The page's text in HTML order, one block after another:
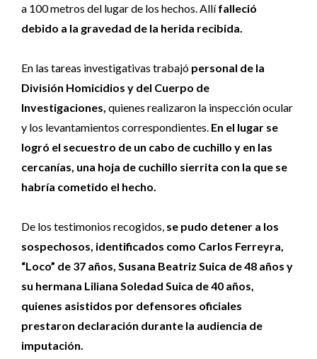
a 100 metros del lugar de los hechos. Allífalleció
debido a la gravedad de la herida recibida.
En las tareas investigativas trabajó personal de la
División Homicidios y del Cuerpo de
Investigaciones, quienes realizaron la inspección ocular
y los levantamientos correspondientes. En el lugar se
logró el secuestro de un cabo de cuchillo y en las
cercanías, una hoja de cuchillo sierrita con la que se
habría cometido el hecho.
De los testimonios recogidos, se pudo detener a los
sospechosos, identificados como Carlos Ferreyra,
“Loco” de 37 años, Susana Beatriz Suica de 48 años y
su hermana Liliana Soledad Suica de 40 años,
quienes asistidos por defensores oficiales
prestaron declaración durante la audiencia de
imputación.